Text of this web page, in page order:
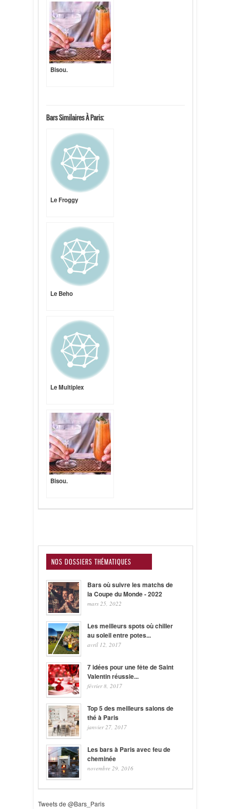
Bisou.
Bars Similaires À Paris:
Le Froggy
Le Beho
Le Multiplex
Bisou.
NOS DOSSIERS THÉMATIQUES
Bars où suivre les matchs de
la Coupe du Monde - 2022
mars 25, 2022
Les meilleurs spots où chiller
au soleil entre potes...
avril 12, 2017
7 idées pour une fête de Saint
Valentin réussie...
février 8, 2017
Top 5 des meilleurs salons de
thé à Paris
janvier 27, 2017
Les bars à Paris avec feu de
cheminée
novembre 29, 2016
Tweets de @Bars_Paris